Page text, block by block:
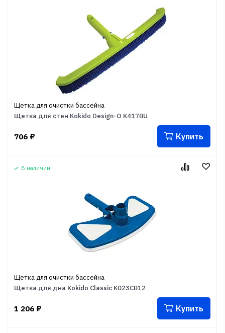
Щетка для очистки бассейна
Щетка для стен Kokido Design-O K417BU
706 ₽ Купить
В наличии
Щетка для очистки бассейна
Щетка для дна Kokido Classic K023CB12
1 206 ₽ Купить